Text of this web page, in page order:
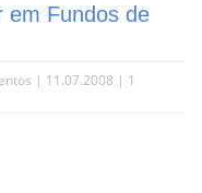
em Fundos de
| 11.07.2008 | 1